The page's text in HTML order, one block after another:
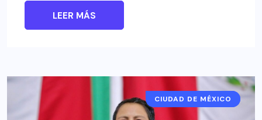
LEER MÁS
CDMX
CIUDAD DE MÉXICO